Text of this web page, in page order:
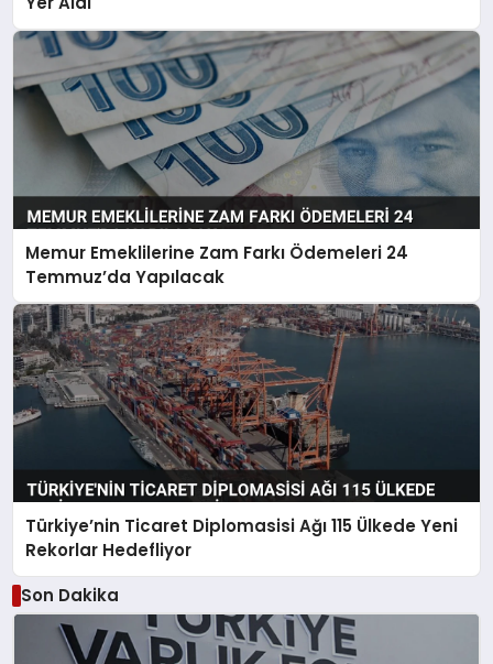
Memur Emeklilerine Zam Farkı Ödemeleri 24
Temmuz’da Yapılacak
Türkiye’nin Ticaret Diplomasisi Ağı 115 Ülkede Yeni
Rekorlar Hedefliyor
Son Dakika